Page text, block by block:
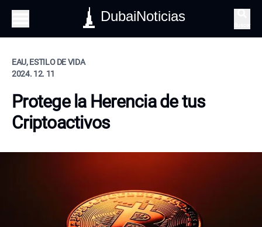
DubaiNoticias
EAU, ESTILO DE VIDA
2024. 12. 11
Protege la Herencia de tus
Criptoactivos